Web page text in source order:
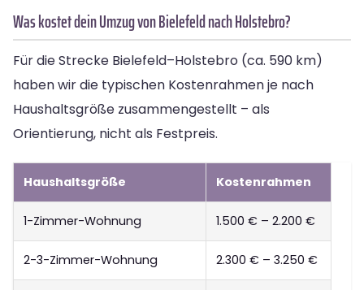
Was kostet dein Umzug von Bielefeld nach Holstebro?
Für die Strecke Bielefeld–Holstebro (ca. 590 km)
haben wir die typischen Kostenrahmen je nach
Haushaltsgröße zusammengestellt – als
Orientierung, nicht als Festpreis.
Haushaltsgröße Kostenrahmen
1-Zimmer-Wohnung 1.500 € – 2.200 €
2-3-Zimmer-Wohnung 2.300 € – 3.250 €